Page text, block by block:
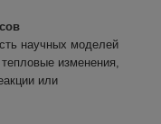
научных моделей
изменения,
или